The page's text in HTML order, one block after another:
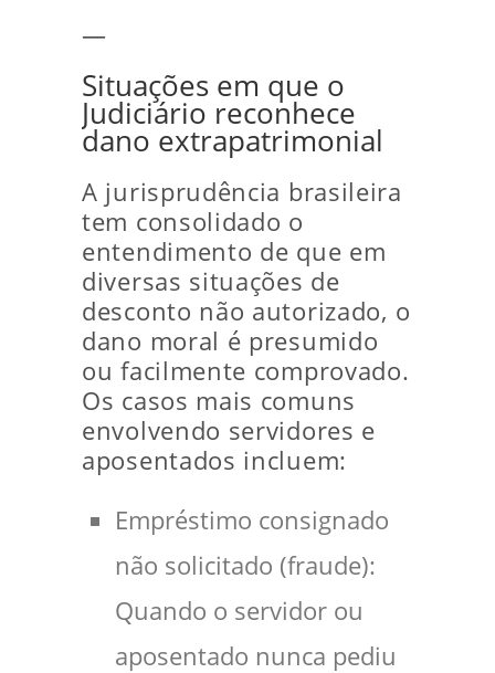
—
Situações em que o
Judiciário reconhece
dano extrapatrimonial
A jurisprudência brasileira
tem consolidado o
entendimento de que em
diversas situações de
desconto não autorizado, o
dano moral é presumido
ou facilmente comprovado.
Os casos mais comuns
envolvendo servidores e
aposentados incluem:
Empréstimo consignado
não solicitado (fraude):
Quando o servidor ou
aposentado nunca pediu